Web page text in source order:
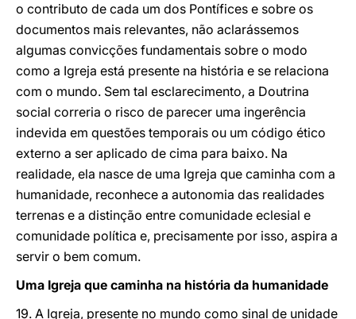
o contributo de cada um dos Pontífices e sobre os
documentos mais relevantes, não aclarássemos
algumas convicções fundamentais sobre o modo
como a Igreja está presente na história e se relaciona
com o mundo. Sem tal esclarecimento, a Doutrina
social correria o risco de parecer uma ingerência
indevida em questões temporais ou um código ético
externo a ser aplicado de cima para baixo. Na
realidade, ela nasce de uma Igreja que caminha com a
humanidade, reconhece a autonomia das realidades
terrenas e a distinção entre comunidade eclesial e
comunidade política e, precisamente por isso, aspira a
servir o bem comum.
Uma Igreja que caminha na história da humanidade
19. A Igreja, presente no mundo como sinal de unidade